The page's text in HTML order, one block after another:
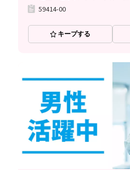
59414-00
キープする